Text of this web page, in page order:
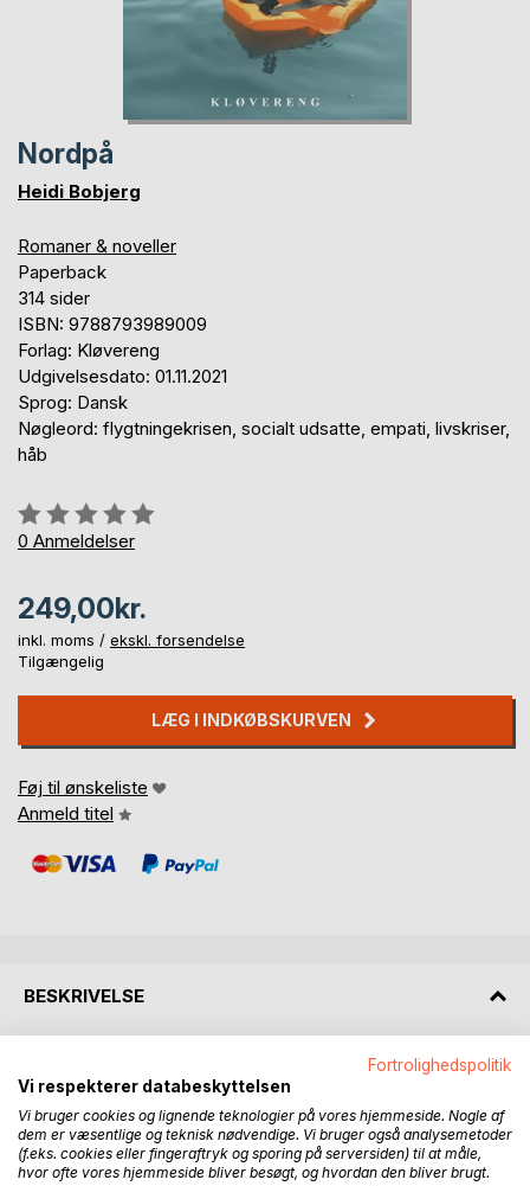
Nordpå
Heidi Bobjerg
Romaner & noveller
Paperback
314 sider
ISBN: 9788793989009
Forlag: Kløvereng
Udgivelsesdato: 01.11.2021
Sprog: Dansk
Nøgleord: flygtningekrisen, socialt udsatte, empati, livskriser,
håb
Anmeldelse::
0%
0 Anmeldelser
249,00kr.
inkl. moms / ekskl. forsendelse
Tilgængelig
LÆG I INDKØBSKURVEN
Føj til ønskeliste
Anmeld titel
BESKRIVELSE
I en gummibåd på havet mellem Tyrkiet og de græske øer
sidder Mariam sammen med sin far og storebror. Mens
vandet siver ind i båden, tænker hun på det liv, hun har
forladt, og den fremtid, som hun ikke længere kender. Hun
er en del af flygtningestrømmen, der i 2015 forlod
Fortrolighedspolitik
Vi respekterer databeskyttelsen
Vi bruger cookies og lignende teknologier på vores hjemmeside. Nogle af
dem er væsentlige og teknisk nødvendige. Vi bruger også analysemetoder
(f.eks. cookies eller fingeraftryk og sporing på serversiden) til at måle,
hvor ofte vores hjemmeside bliver besøgt, og hvordan den bliver brugt.